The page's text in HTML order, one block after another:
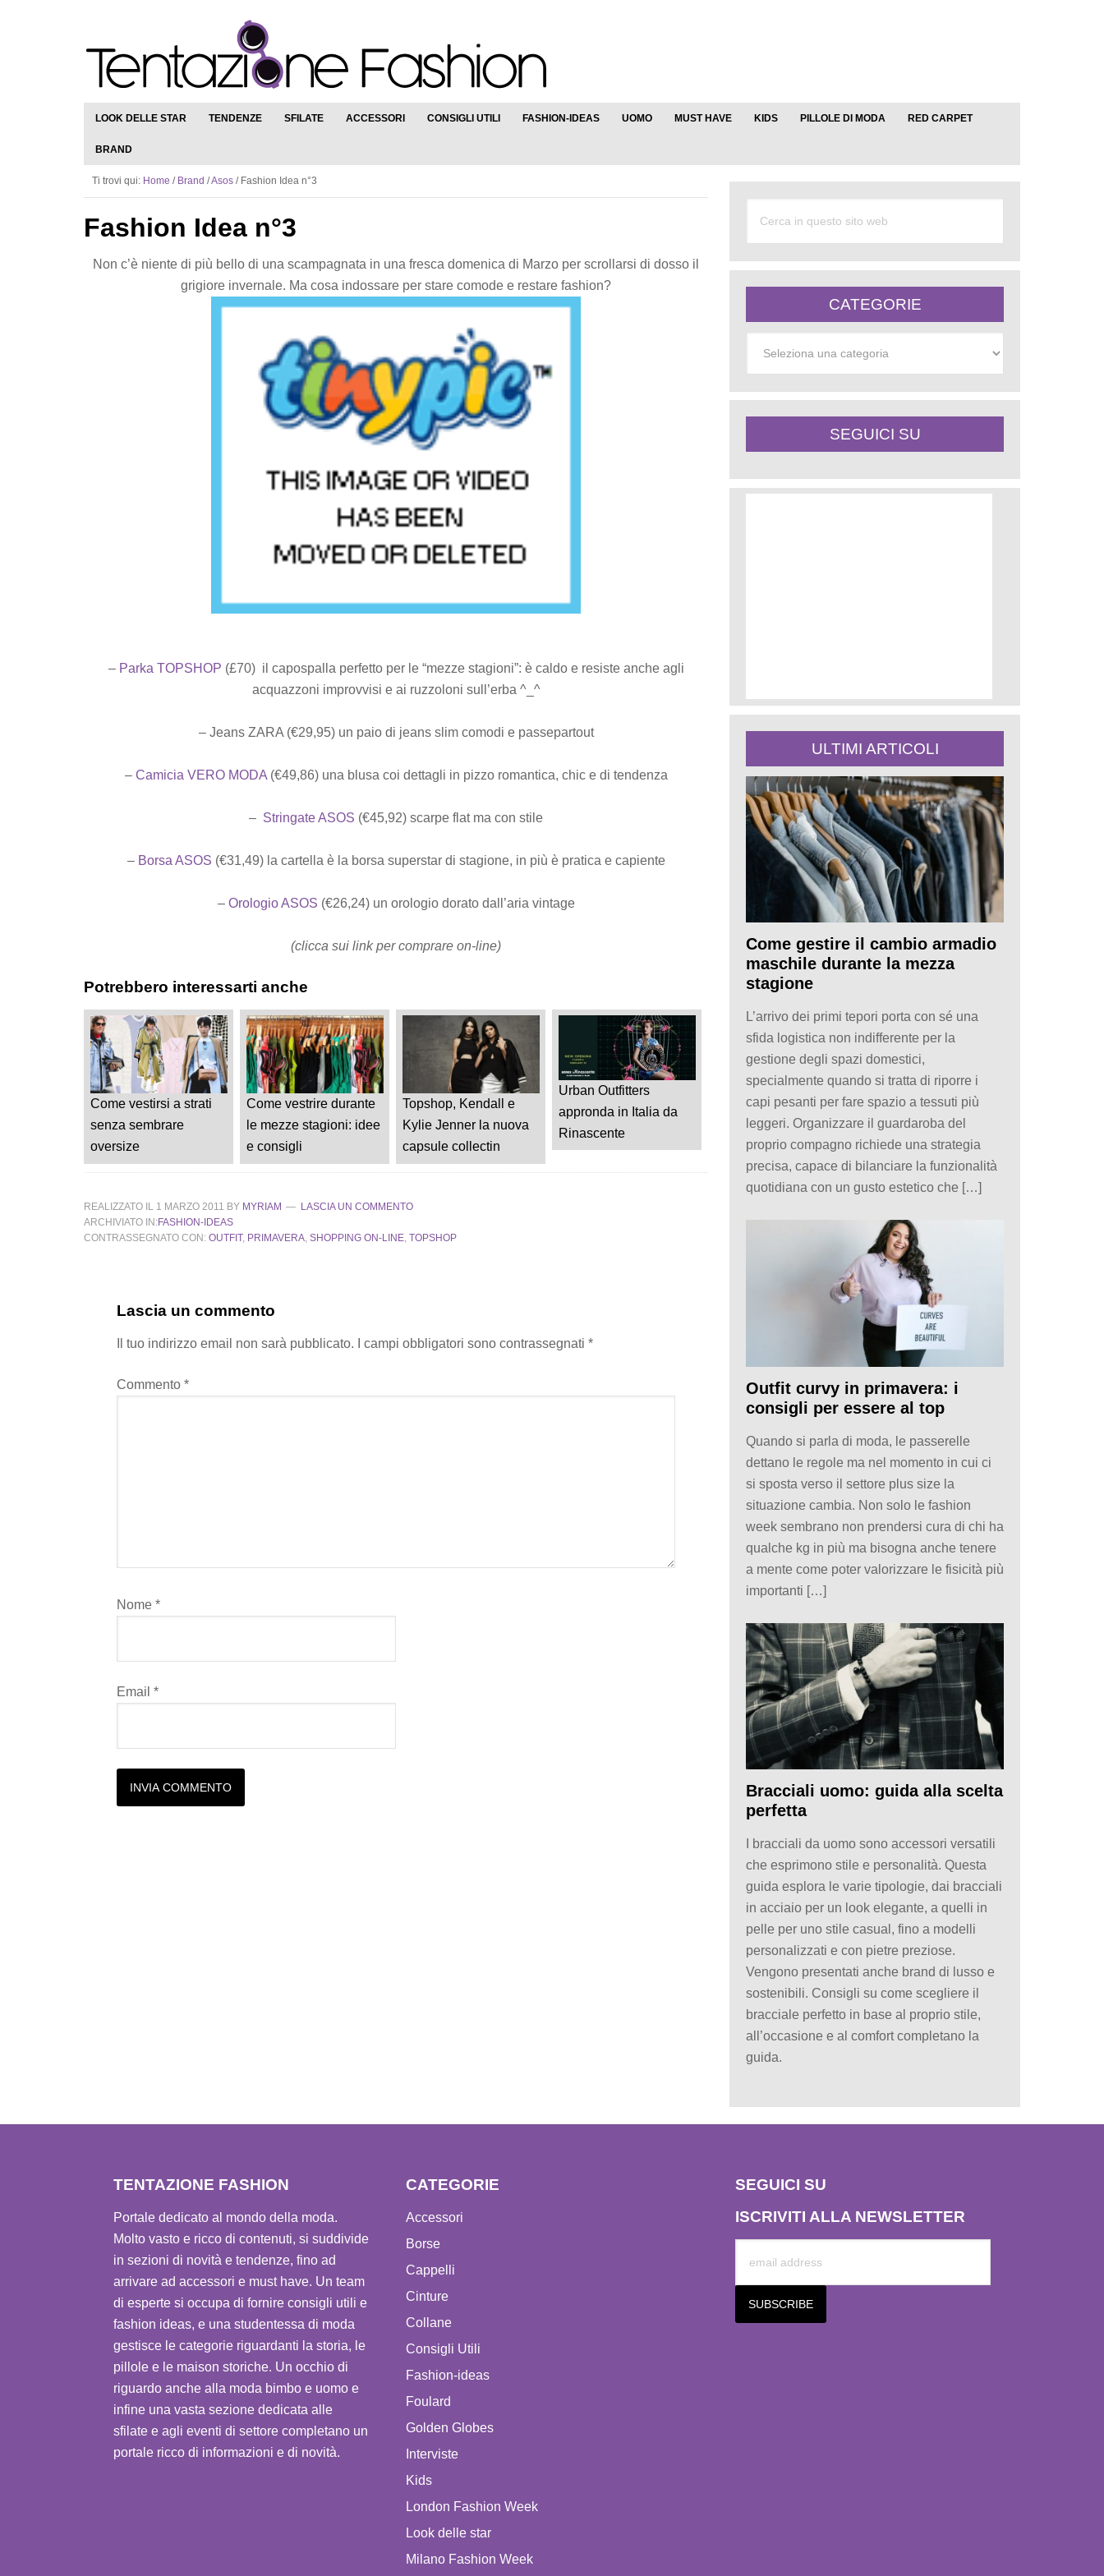
LOOK DELLE STAR TENDENZE SFILATE ACCESSORI CONSIGLI UTILI FASHION-IDEAS UOMO MUST HAVE KIDS PILLOLE DI MODA RED CARPET
BRAND
Ti trovi qui: Home / Brand /Asos /Fashion Idea n°3
Fashion Idea n°3
Non c’è niente di più bello di una scampagnata in una fresca domenica di Marzo per scrollarsi di dosso il
grigiore invernale. Ma cosa indossare per stare comode e restare fashion?
– Parka TOPSHOP (£70) il capospalla perfetto per le “mezze stagioni”: è caldo e resiste anche agli
acquazzoni improvvisi e ai ruzzoloni sull’erba ^_^
– Jeans ZARA (€29,95) un paio di jeans slim comodi e passepartout
– Camicia VERO MODA(€49,86) una blusa coi dettagli in pizzo romantica, chic e di tendenza
– Stringate ASOS (€45,92) scarpe flat ma con stile
– Borsa ASOS (€31,49) la cartella è la borsa superstar di stagione, in più è pratica e capiente
– Orologio ASOS (€26,24) un orologio dorato dall’aria vintage
(clicca sui link per comprare on-line)
Potrebbero interessarti anche
Come vestirsi a strati
senza sembrare
oversize
Come vestrire durante
le mezze stagioni: idee
e consigli
Topshop, Kendall e
Kylie Jenner la nuova
capsule collectin
Urban Outfitters
appronda in Italia da
Rinascente
REALIZZATO IL 1 MARZO 2011 BY MYRIAM
LASCIA UN COMMENTO
ARCHIVIATO IN:FASHION-IDEAS
CONTRASSEGNATO CON: OUTFIT, PRIMAVERA, SHOPPING ON-LINE, TOPSHOP
Lascia un commento
Il tuo indirizzo email non sarà pubblicato. I campi obbligatori sono contrassegnati *
Commento *
Nome *
Email *
CATEGORIE
SEGUICI SU
ULTIMI ARTICOLI
Come gestire il cambio armadio
maschile durante la mezza
stagione
L’arrivo dei primi tepori porta con sé una
sfida logistica non indifferente per la
gestione degli spazi domestici,
specialmente quando si tratta di riporre i
capi pesanti per fare spazio a tessuti più
leggeri. Organizzare il guardaroba del
proprio compagno richiede una strategia
precisa, capace di bilanciare la funzionalità
quotidiana con un gusto estetico che […]
Outfit curvy in primavera: i
consigli per essere al top
Quando si parla di moda, le passerelle
dettano le regole ma nel momento in cui ci
si sposta verso il settore plus size la
situazione cambia. Non solo le fashion
week sembrano non prendersi cura di chi ha
qualche kg in più ma bisogna anche tenere
a mente come poter valorizzare le fisicità più
importanti […]
Bracciali uomo: guida alla scelta
perfetta
I bracciali da uomo sono accessori versatili
che esprimono stile e personalità. Questa
guida esplora le varie tipologie, dai bracciali
in acciaio per un look elegante, a quelli in
pelle per uno stile casual, fino a modelli
personalizzati e con pietre preziose.
Vengono presentati anche brand di lusso e
sostenibili. Consigli su come scegliere il
bracciale perfetto in base al proprio stile,
all’occasione e al comfort completano la
guida.
TENTAZIONE FASHION
Portale dedicato al mondo della moda.
Molto vasto e ricco di contenuti, si suddivide
in sezioni di novità e tendenze, fino ad
arrivare ad accessori e must have. Un team
di esperte si occupa di fornire consigli utili e
fashion ideas, e una studentessa di moda
gestisce le categorie riguardanti la storia, le
pillole e le maison storiche. Un occhio di
riguardo anche alla moda bimbo e uomo e
infine una vasta sezione dedicata alle
sfilate e agli eventi di settore completano un
portale ricco di informazioni e di novità.
CATEGORIE
Accessori
Borse
Cappelli
Cinture
Collane
Consigli Utili
Fashion-ideas
Foulard
Golden Globes
Interviste
Kids
London Fashion Week
Look delle star
Milano Fashion Week
SEGUICI SU
ISCRIVITI ALLA NEWSLETTER